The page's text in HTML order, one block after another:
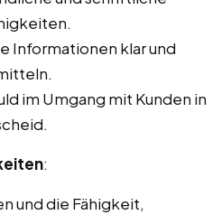
Informationen klar und
im Umgang mit Kunden in
:
und die Fähigkeit,